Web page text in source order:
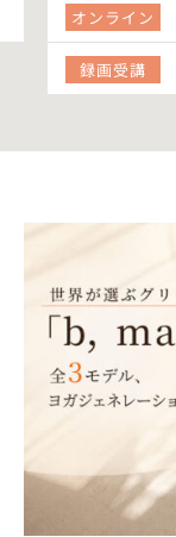
オンライン
録画受講